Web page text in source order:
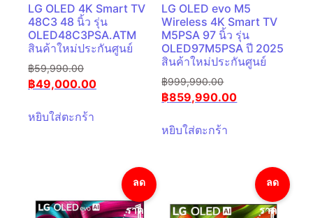
LG OLED 4K Smart TV
48C3 48 นิ้ว รุ่น
OLED48C3PSA.ATM
สินค้าใหม่ประกันศูนย์
฿59,990.00
฿49,000.00
หยิบใส่ตะกร้า
LG OLED evo M5
Wireless 4K Smart TV
M5PSA 97 นิ้ว รุ่น
OLED97M5PSA ปี 2025
สินค้าใหม่ประกันศูนย์
฿999,990.00
฿859,990.00
หยิบใส่ตะกร้า
ลด
ราคา!
ลด
ราคา!